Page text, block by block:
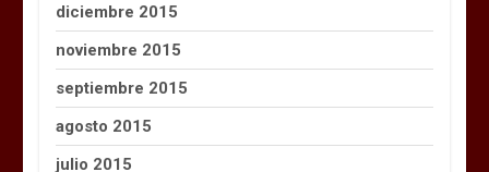
diciembre 2015
noviembre 2015
septiembre 2015
agosto 2015
julio 2015